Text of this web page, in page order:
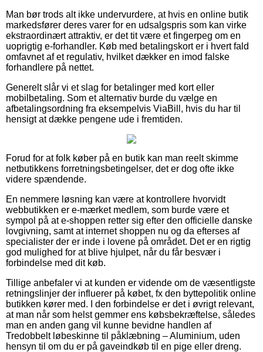
Man bør trods alt ikke undervurdere, at hvis en online butik
markedsfører deres varer for en udsalgspris som kan virke
ekstraordinært attraktiv, er det tit være et fingerpeg om en
uoprigtig e-forhandler. Køb med betalingskort er i hvert fald
omfavnet af et regulativ, hvilket dækker en imod falske
forhandlere på nettet.
Generelt slår vi et slag for betalinger med kort eller
mobilbetaling. Som et alternativ burde du vælge en
afbetalingsordning fra eksempelvis ViaBill, hvis du har til
hensigt at dække pengene ude i fremtiden.
Forud for at folk køber på en butik kan man reelt skimme
netbutikkens forretningsbetingelser, det er dog ofte ikke
videre spændende.
En nemmere løsning kan være at kontrollere hvorvidt
webbutikken er e-mærket medlem, som burde være et
sympol på at e-shoppen retter sig efter den officielle danske
lovgivning, samt at internet shoppen nu og da efterses af
specialister der er inde i lovene på området. Det er en rigtig
god mulighed for at blive hjulpet, når du får besvær i
forbindelse med dit køb.
Tillige anbefaler vi at kunden er vidende om de væsentligste
retningslinjer der influerer på købet, fx den byttepolitik online
butikken kører med. I den forbindelse er det i øvrigt relevant,
at man når som helst gemmer ens købsbekræftelse, således
man en anden gang vil kunne bevidne handlen af
Tredobbelt løbeskinne til påklæbning – Aluminium, uden
hensyn til om du er på gaveindkøb til en pige eller dreng.